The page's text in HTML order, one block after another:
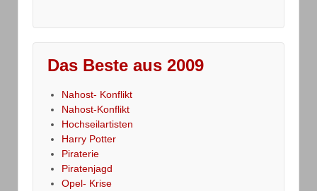
Das Beste aus 2009
Nahost- Konflikt
Nahost-Konflikt
Hochseilartisten
Harry Potter
Piraterie
Piratenjagd
Opel- Krise